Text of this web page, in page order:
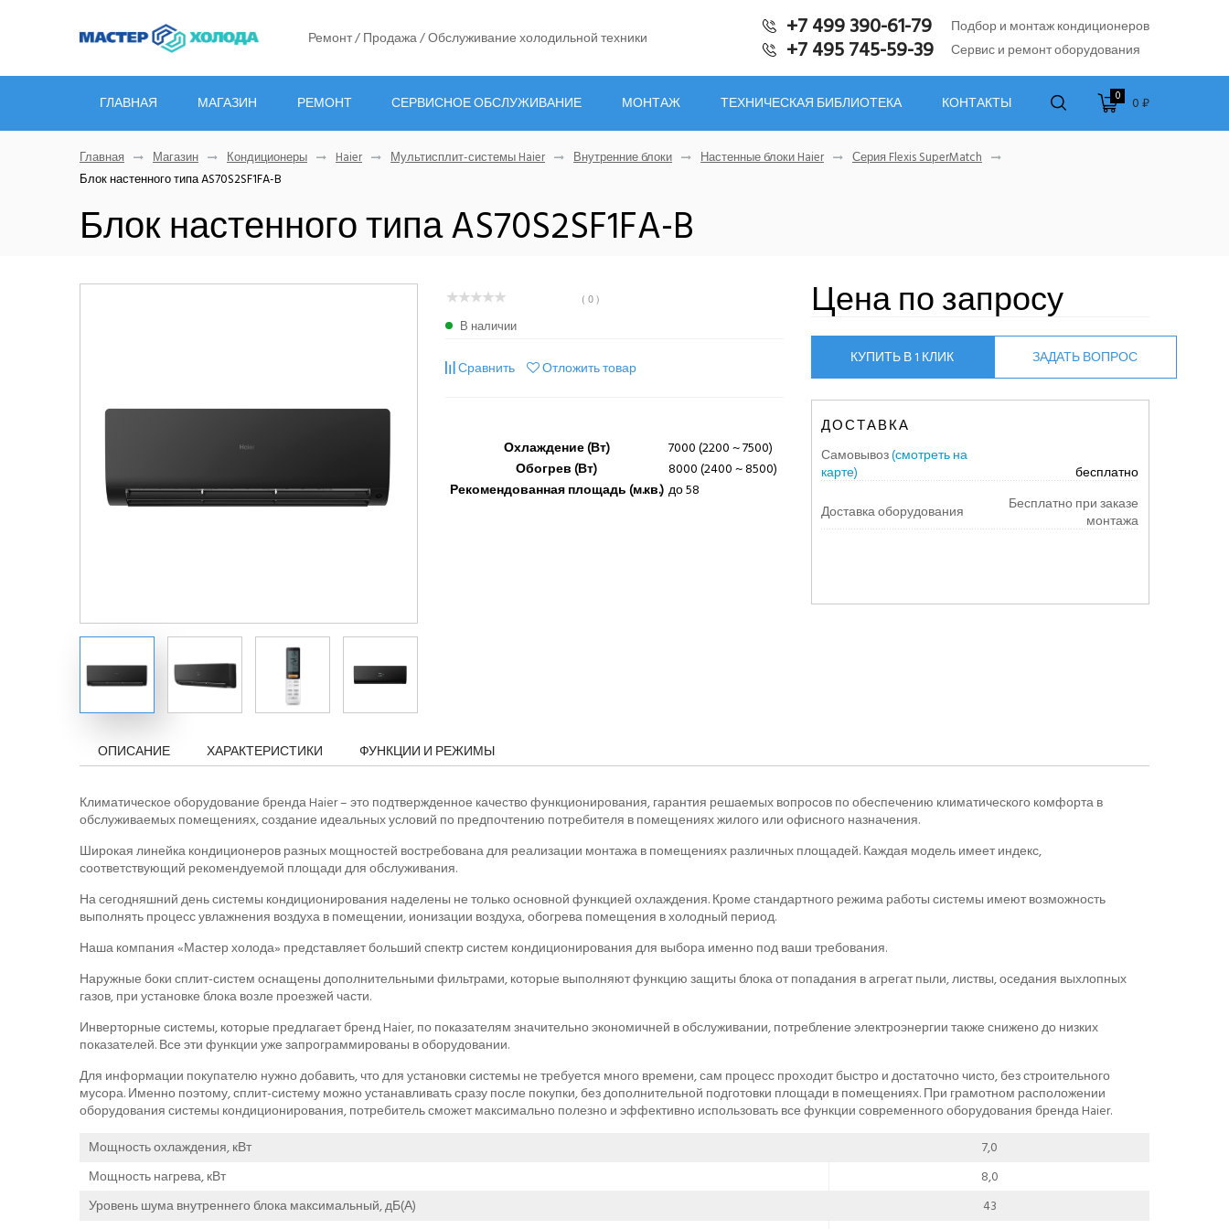
Ремонт / Продажа / Обслуживание холодильной техники +7 499 390-61-79 Подбор и монтаж кондиционеров
+7 495 745-59-39 Сервис и ремонт оборудования
ГЛАВНАЯ МАГАЗИН РЕМОНТ СЕРВИСНОЕ ОБСЛУЖИВАНИЕ МОНТАЖ ТЕХНИЧЕСКАЯ БИБЛИОТЕКА КОНТАКТЫ 0 0 ₽
Главная Магазин Кондиционеры Haier Мультисплит-системы Haier Внутренние блоки Настенные блоки Haier
Серия Flexis SuperMatch
Блок настенного типа AS70S2SF1FA-B
Блок настенного типа AS70S2SF1FA-B
( 0 )
В наличии
Сравнить Отложить товар
Охлаждение (Вт)
7000 (2200 ~ 7500)
Обогрев (Вт)
8000 (2400 ~ 8500)
Рекомендованная площадь (м.кв.) до 58
Цена по запросу
КУПИТЬ В 1 КЛИК ЗАДАТЬ ВОПРОС
ДОСТАВКА
Самовывоз(смотреть на
карте)
бесплатно
Доставка оборудования
Бесплатно при заказе
монтажа
ОПИСАНИЕ ХАРАКТЕРИСТИКИ ФУНКЦИИ И РЕЖИМЫ
Климатическое оборудование бренда Haier – это подтвержденное качество функционирования, гарантия решаемых вопросов по обеспечению климатического комфорта в
обслуживаемых помещениях, создание идеальных условий по предпочтению потребителя в помещениях жилого или офисного назначения.
Широкая линейка кондиционеров разных мощностей востребована для реализации монтажа в помещениях различных площадей. Каждая модель имеет индекс,
соответствующий рекомендуемой площади для обслуживания.
На сегодняшний день системы кондиционирования наделены не только основной функцией охлаждения. Кроме стандартного режима работы системы имеют возможность
выполнять процесс увлажнения воздуха в помещении, ионизации воздуха, обогрева помещения в холодный период.
Наша компания «Мастер холода» представляет больший спектр систем кондиционирования для выбора именно под ваши требования.
Наружные боки сплит-систем оснащены дополнительными фильтрами, которые выполняют функцию защиты блока от попадания в агрегат пыли, листвы, оседания выхлопных
газов, при установке блока возле проезжей части.
Инверторные системы, которые предлагает бренд Haier, по показателям значительно экономичней в обслуживании, потребление электроэнергии также снижено до низких
показателей. Все эти функции уже запрограммированы в оборудовании.
Для информации покупателю нужно добавить, что для установки системы не требуется много времени, сам процесс проходит быстро и достаточно чисто, без строительного
мусора. Именно поэтому, сплит-систему можно устанавливать сразу после покупки, без дополнительной подготовки площади в помещениях. При грамотном расположении
оборудования системы кондиционирования, потребитель сможет максимально полезно и эффективно использовать все функции современного оборудования бренда Haier.
Мощность охлаждения, кВт
7,0
Мощность нагрева, кВт
8,0
Уровень шума внутреннего блока максимальный, дБ(А)
43